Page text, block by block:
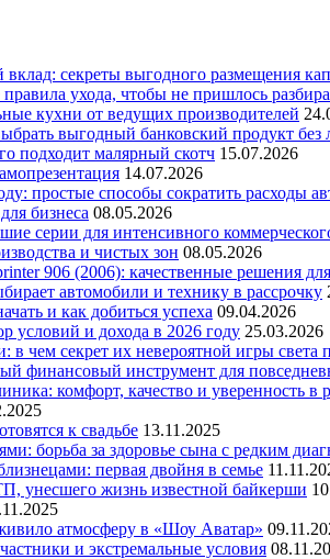
секреты выгодного размещения
ухода, чтобы не пришлось
кухни от ведущих производителей
выгодный банковский продукт без
подходит малярный скотч 15.07.2026
14.07.2026
простые способы сократить расходы
бизнеса 08.05.2026
серии для интенсивного
и чистых зон 08.05.2026
906 (2006): качественные решения
автомобили и технику в рассрочку
и как добиться успеха 09.04.2026
условий и дохода в 2026 году 25.03.2026
чем секрет их невероятной игры света
финансовый инструмент для
комфорт, качество и уверенность в
к свадьбе 13.11.2025
борьба за здоровье сына с редким
первая двойня в семье
унесшего жизнь известной байкерши
атмосферу в «Шоу Аватар»
и экстремальные условия